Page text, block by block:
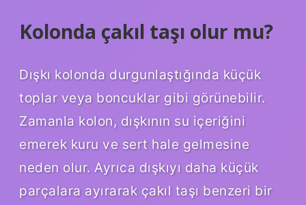
Kolonda çakıl taşı olur mu?
Dışkı kolonda durgunlaştığında küçük
toplar veya boncuklar gibi görünebilir.
Zamanla kolon, dışkının su içeriğini
emerek kuru ve sert hale gelmesine
neden olur. Ayrıca dışkıyı daha küçük
parçalara ayırarak çakıl taşı benzeri bir